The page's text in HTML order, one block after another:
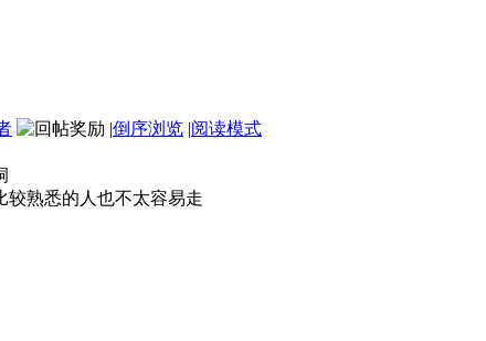
|倒序浏览 |阅读模式
较熟悉的人也不太容易走